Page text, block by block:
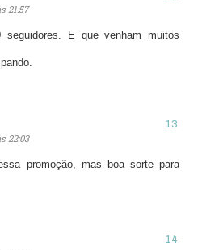
21:57
seguidores. E que venham muitos
22:03
promoção, mas boa sorte para